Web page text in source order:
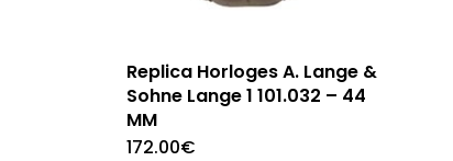
Replica Horloges A. Lange &
Sohne Lange 1 101.032 – 44
MM
172.00€